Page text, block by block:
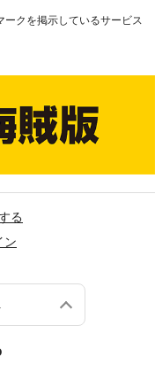
ークを掲示しているサービス
る
ン